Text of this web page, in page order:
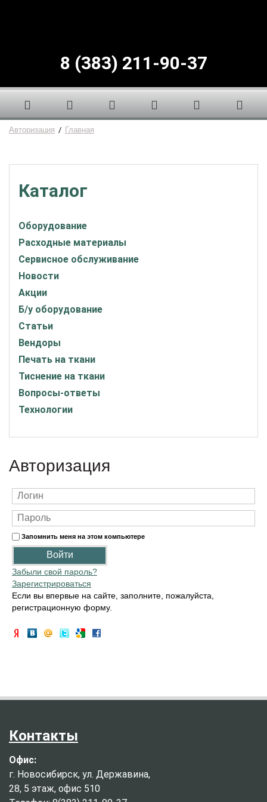
8 (383) 211-90-37
Авторизация / Главная
Каталог
Оборудование
Расходные материалы
Сервисное обслуживание
Новости
Акции
Б/у оборудование
Статьи
Вендоры
Печать на ткани
Тиснение на ткани
Вопросы-ответы
Технологии
Авторизация
Запомнить меня на этом компьютере
Забыли свой пароль?
Зарегистрироваться
Если вы впервые на сайте, заполните, пожалуйста,
регистрационную форму.
Контакты
Офис:
г. Новосибирск, ул. Державина,
28, 5 этаж, офис 510